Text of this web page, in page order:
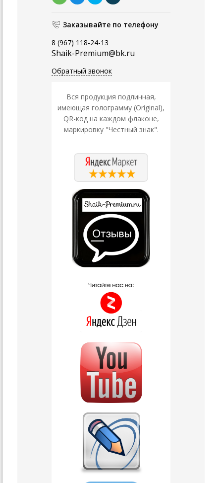
Заказывайте по телефону
8 (967) 118-24-13
Shaik-Premium@bk.ru
Обратный звонок
Вся продукция подлинная,
имеющая голограмму (Original),
QR-код на каждом флаконе,
маркировку "Честный знак".